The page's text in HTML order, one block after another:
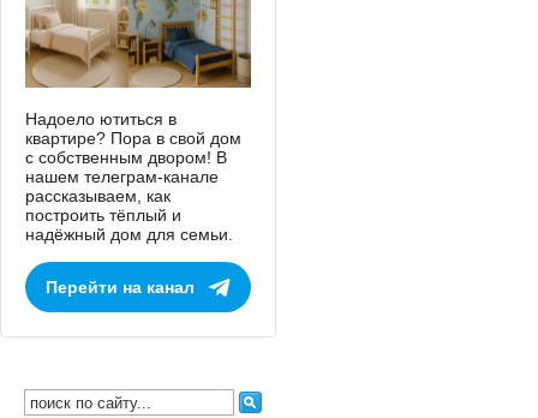
Надоело ютиться в
квартире? Пора в свой дом
с собственным двором! В
нашем телеграм-канале
рассказываем, как
построить тёплый и
надёжный дом для семьи.
Перейти на канал